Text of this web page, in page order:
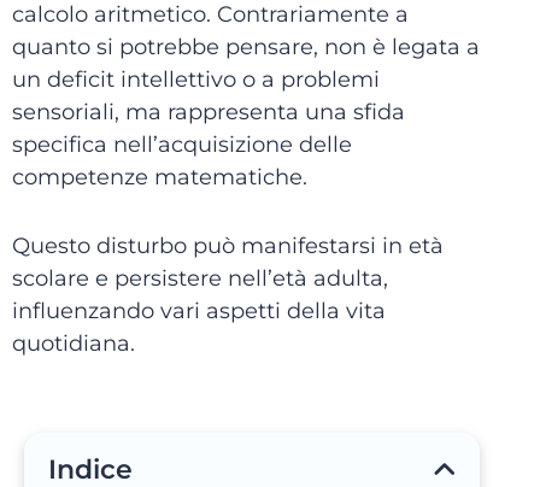
calcolo aritmetico. Contrariamente a
quanto si potrebbe pensare, non è legata a
un deficit intellettivo o a problemi
sensoriali, ma rappresenta una sfida
specifica nell’acquisizione delle
competenze matematiche.
Questo disturbo può manifestarsi in età
scolare e persistere nell’età adulta,
influenzando vari aspetti della vita
quotidiana.
Indice